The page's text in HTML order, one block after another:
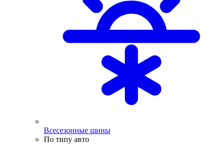
Всесезонные шины
По типу авто